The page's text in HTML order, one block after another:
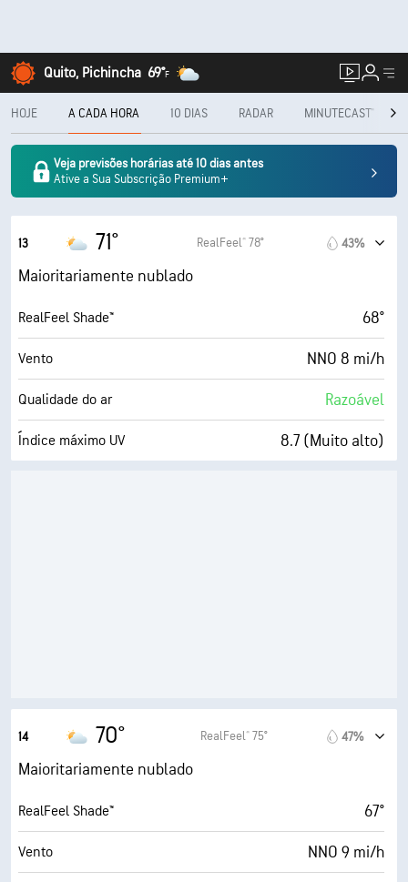
Quito, Pichincha 69°F
HOJE A CADA HORA 10 DIAS RADAR MINUTECAST®
Veja previsões horárias até 10 dias antes
Ative a Sua Subscrição Premium+
13 71° RealFeel® 78° 43%
Maioritariamente nublado
RealFeel Shade™ 68°
Vento NNO 8 mi/h
Qualidade do ar Razoável
Índice máximo UV 8.7 (Muito alto)
Teto de nuvens 30000 pés
14 70° RealFeel® 75° 47%
Maioritariamente nublado
RealFeel Shade™ 67°
Vento NNO 9 mi/h